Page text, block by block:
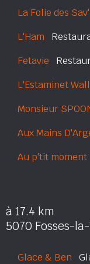
La Folie des
L'Ham
Fetavie
L'Estaminet
Monsieur
Aux Mains
Au p'tit moment
à 17.4 km
5070 Fosses-
Glace & Ben